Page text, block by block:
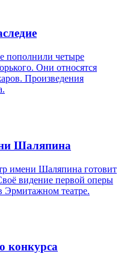
пополнили четыре
Они относятся
Произведения
Шаляпина
имени Шаляпина готовит
видение первой оперы
Эрмитажном театре.
конкурса